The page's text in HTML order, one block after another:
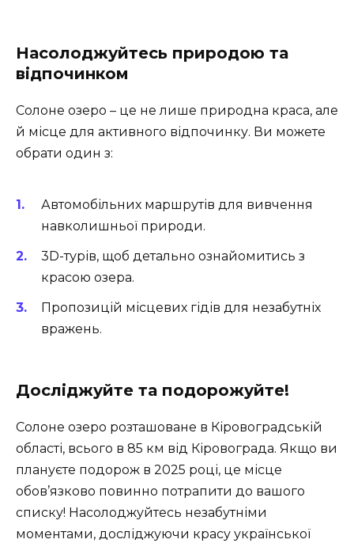
Насолоджуйтесь природою та
відпочинком
Солоне озеро – це не лише природна краса, але
й місце для активного відпочинку. Ви можете
обрати один з:
Автомобільних маршрутів для вивчення
навколишньої природи.
3D-турів, щоб детально ознайомитись з
красою озера.
Пропозицій місцевих гідів для незабутніх
вражень.
Досліджуйте та подорожуйте!
Солоне озеро розташоване в Кіровоградській
області, всього в 85 км від Кіровограда. Якщо ви
плануєте подорож в 2025 році, це місце
обов’язково повинно потрапити до вашого
списку! Насолоджуйтесь незабутніми
моментами, досліджуючи красу української